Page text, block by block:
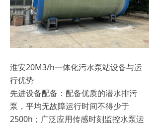
淮安20M3/h一体化污水泵站设备与运
行优势
先进设备配备：配备优质的潜水排污
泵，平均无故障运行时间不得少于
2500h；广泛应用传感时刻监控水泵运